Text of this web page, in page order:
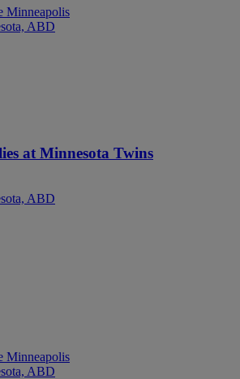
Minneapolis
ABD
at Minnesota Twins
ABD
Minneapolis
ABD